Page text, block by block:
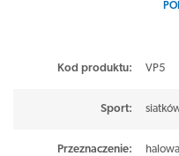
rozmiar 5 sprawia, że idealnie
Molten VP5 to niezawodna
Kod produktu: VP5
Sport:
Przeznaczenie: halowa